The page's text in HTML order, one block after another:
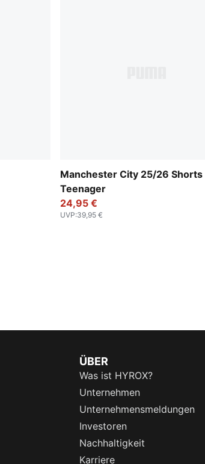
Manchester City 25/26 Shorts
Teenager
24,95 €
UVP:39,95 €
ÜBER
Was ist HYROX?
Unternehmen
Unternehmensmeldungen
Investoren
Nachhaltigkeit
Karriere